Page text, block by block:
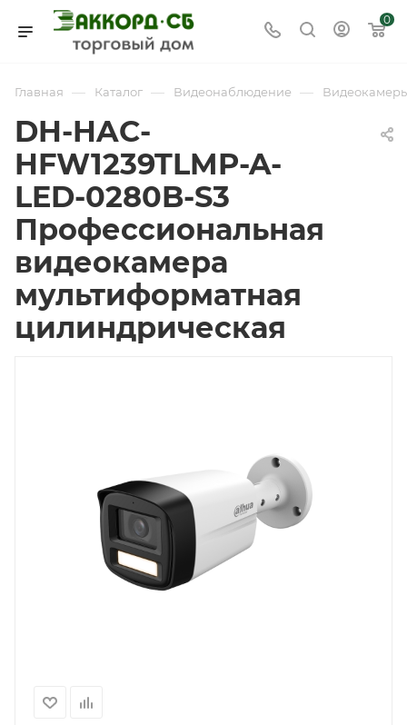
0
Главная — Каталог — Видеонаблюдение —
DH-HAC-
HFW1239TLMP-A-
LED-0280B-S3
Профессиональная
видеокамера
мультиформатная
цилиндрическая